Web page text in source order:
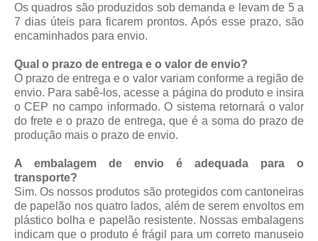
Os quadros são produzidos sob demanda e levam de 5 a
7 dias úteis para ficarem prontos. Após esse prazo, são
encaminhados para envio.
Qual o prazo de entrega e o valor de envio?
O prazo de entrega e o valor variam conforme a região de
envio. Para sabê-los, acesse a página do produto e insira
o CEP no campo informado. O sistema retornará o valor
do frete e o prazo de entrega, que é a soma do prazo de
produção mais o prazo de envio.
A embalagem de envio é adequada para o
transporte?
Sim. Os nossos produtos são protegidos com cantoneiras
de papelão nos quatro lados, além de serem envoltos em
plástico bolha e papelão resistente. Nossas embalagens
indicam que o produto é frágil para um correto manuseio